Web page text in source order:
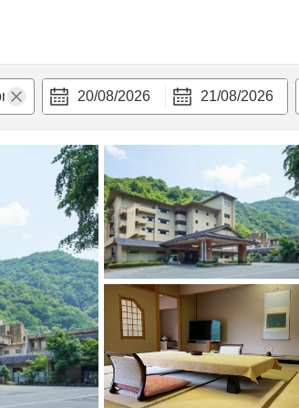
20/08/2026 21/08/2026
nghi